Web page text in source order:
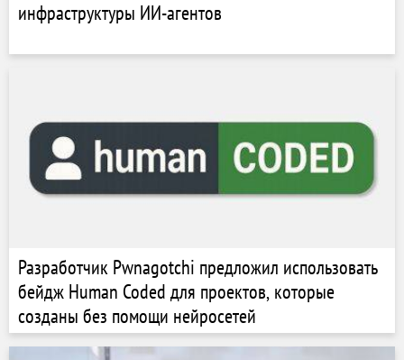
инфраструктуры ИИ-агентов
Разработчик Pwnagotchi предложил использовать
бейдж Human Coded для проектов, которые
созданы без помощи нейросетей